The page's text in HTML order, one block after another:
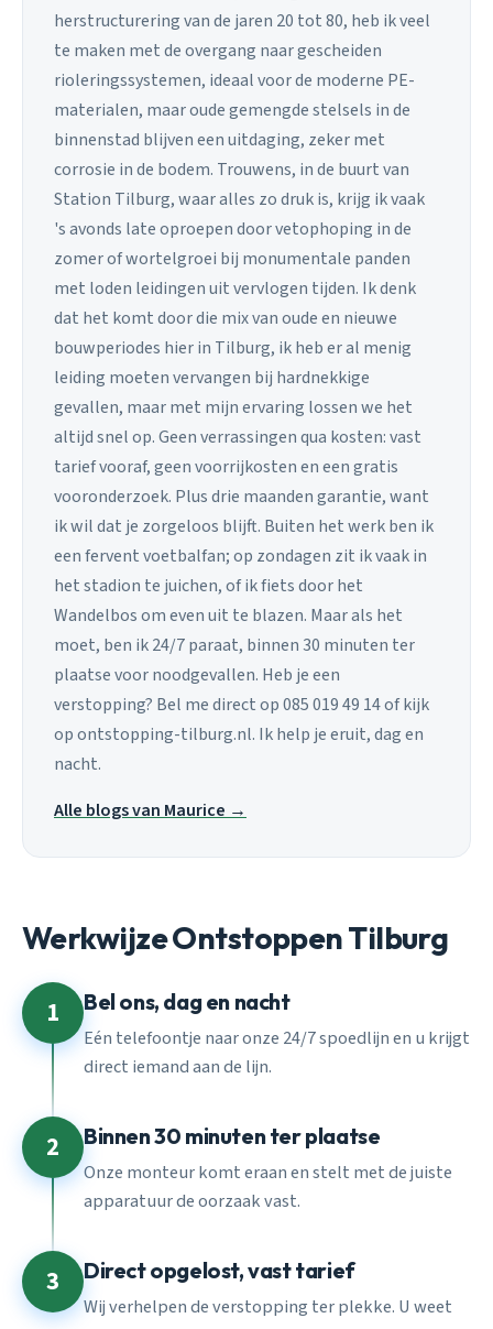
herstructurering van de jaren 20 tot 80, heb ik veel
te maken met de overgang naar gescheiden
rioleringssystemen, ideaal voor de moderne PE-
materialen, maar oude gemengde stelsels in de
binnenstad blijven een uitdaging, zeker met
corrosie in de bodem. Trouwens, in de buurt van
Station Tilburg, waar alles zo druk is, krijg ik vaak
's avonds late oproepen door vetophoping in de
zomer of wortelgroei bij monumentale panden
met loden leidingen uit vervlogen tijden. Ik denk
dat het komt door die mix van oude en nieuwe
bouwperiodes hier in Tilburg, ik heb er al menig
leiding moeten vervangen bij hardnekkige
gevallen, maar met mijn ervaring lossen we het
altijd snel op. Geen verrassingen qua kosten: vast
tarief vooraf, geen voorrijkosten en een gratis
vooronderzoek. Plus drie maanden garantie, want
ik wil dat je zorgeloos blijft. Buiten het werk ben ik
een fervent voetbalfan; op zondagen zit ik vaak in
het stadion te juichen, of ik fiets door het
Wandelbos om even uit te blazen. Maar als het
moet, ben ik 24/7 paraat, binnen 30 minuten ter
plaatse voor noodgevallen. Heb je een
verstopping? Bel me direct op 085 019 49 14 of kijk
op ontstopping-tilburg.nl. Ik help je eruit, dag en
nacht.
Alle blogs van Maurice →
Werkwijze Ontstoppen Tilburg
1 Bel ons, dag en nacht
Eén telefoontje naar onze 24/7 spoedlijn en u krijgt
direct iemand aan de lijn.
2 Binnen 30 minuten ter plaatse
Onze monteur komt eraan en stelt met de juiste
apparatuur de oorzaak vast.
3 Direct opgelost, vast tarief
Wij verhelpen de verstopping ter plekke. U weet